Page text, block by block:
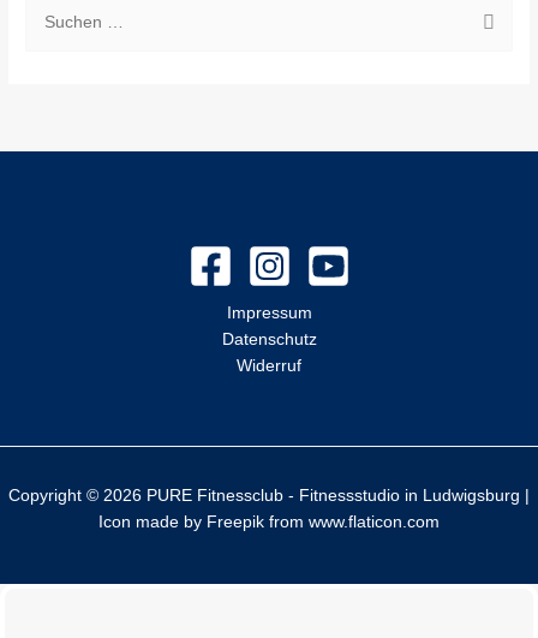
Impressum
Datenschutz
Widerruf
Copyright © 2026 PURE Fitnessclub - Fitnessstudio in Ludwigsburg |
Icon made by Freepik from www.flaticon.com